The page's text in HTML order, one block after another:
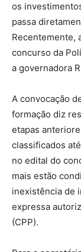
os
passa
Recentemente,
concurso da
a governadora
A convocação
formação diz
etapas
classificados
no edital do
mais estão
inexistência de
expressa
(CPP).